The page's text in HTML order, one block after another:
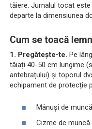
tăiere. Jurnalul tocat
departe la dimensiunea
Cum se toacă
1. Pregătește-te. Pe
tăiați 40-50 cm lungime
antebrațului) și toporul
echipament de protecție
Mânuși de
Cizme de muncă.